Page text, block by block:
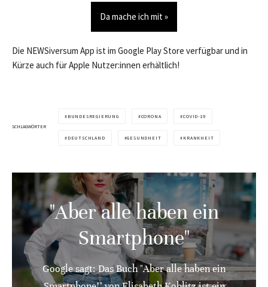
Da mache ich mit »
Die NEWSiversum App ist im Google Play Store verfügbar und in
Kürze auch für Apple Nutzer:innen erhältlich!
SCHLAGWÖRTER
BUNDESREGIERUNG CORONA COVID-19
DEUTSCHLAND GESUNDHEIT KRANKHEIT
"Aber alle haben ein
Smartphone"
Google sagt: Das Buch "Aber alle haben ein